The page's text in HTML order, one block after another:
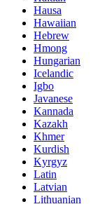
Hausa
Hawaiian
Hebrew
Hmong
Hungarian
Icelandic
Igbo
Javanese
Kannada
Kazakh
Khmer
Kurdish
Kyrgyz
Latin
Latvian
Lithuanian